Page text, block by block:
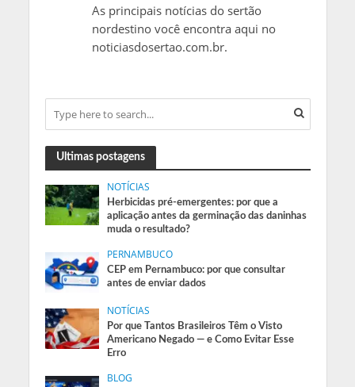
As principais notícias do sertão
nordestino você encontra aqui no
noticiasdosertao.com.br.
Ultimas postagens
NOTÍCIAS
Herbicidas pré-emergentes: por que a
aplicação antes da germinação das daninhas
muda o resultado?
PERNAMBUCO
CEP em Pernambuco: por que consultar
antes de enviar dados
NOTÍCIAS
Por que Tantos Brasileiros Têm o Visto
Americano Negado — e Como Evitar Esse
Erro
BLOG